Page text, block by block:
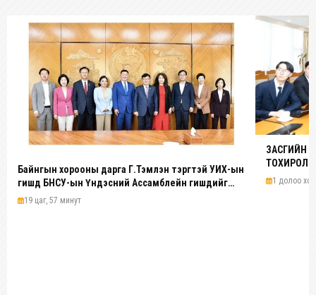
Байнгын хорооны дарга Г.Тэмүүлэн тэргүүтэй УИХ-ын
гишүүд БНСУ-ын Үндэсний Ассамблейн гишүүдийг
хүлээн авч уулзав
19 цаг, 57 минут
ЗАСГИЙН
1 долоо